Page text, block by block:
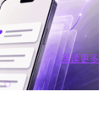
划、市场简报和回
题不在于信息匮乏，
观点和信号交织在市
，最后只能被动应对市
象而诞生的。每月
。 IVLite究竟是什
体来说，你会在手机
及中期简报和市场回
阅读更多
阅读